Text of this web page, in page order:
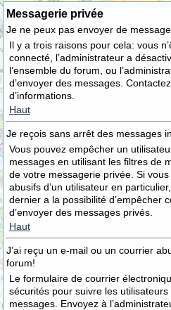
Messagerie privée
Je ne peux pas envoyer de
Il y a trois raisons pour cela: vous
connecté, l’administrateur a
l’ensemble du forum, ou
d’envoyer des messages.
d’informations.
Haut
Je reçois sans arrêt des messages
Vous pouvez empêcher un
messages en utilisant les filtres de
de votre messagerie privée. Si
abusifs d’un utilisateur en
dernier a la possibilité d’empêcher
d’envoyer des messages privés.
Haut
J’ai reçu un e-mail ou un courrier
forum!
Le formulaire de courrier
sécurités pour suivre les
messages. Envoyez à